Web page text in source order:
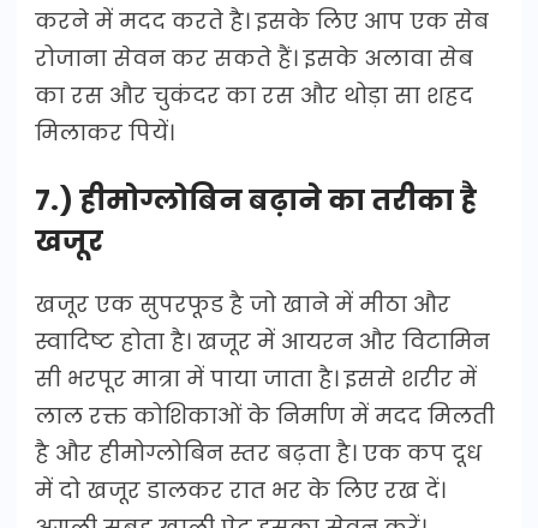
करने में मदद करते है। इसके लिए आप एक सेब
रोजाना सेवन कर सकते हैं। इसके अलावा सेब
का रस और चुकंदर का रस और थोड़ा सा शहद
मिलाकर पियें।
7.) हीमोग्लोबिन बढ़ाने का तरीका है
खजूर
खजूर एक सुपरफूड है जो खाने में मीठा और
स्वादिष्ट होता है। खजूर में आयरन और विटामिन
सी भरपूर मात्रा में पाया जाता है। इससे शरीर में
लाल रक्त कोशिकाओं के निर्माण में मदद मिलती
है और हीमोग्लोबिन स्तर बढ़ता है। एक कप दूध
में दो खजूर डालकर रात भर के लिए रख दें।